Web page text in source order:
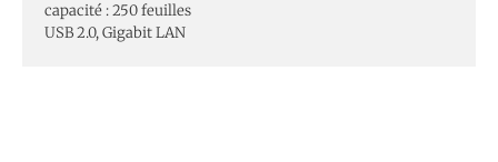
capacité : 250 feuilles
USB 2.0, Gigabit LAN